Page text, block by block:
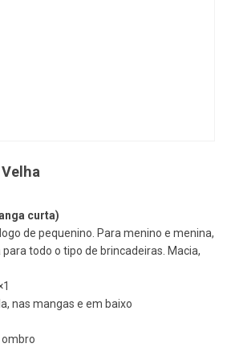
curta)
de pequenino. Para menino e menina,
todo o tipo de brincadeiras. Macia,
nas mangas e em baixo